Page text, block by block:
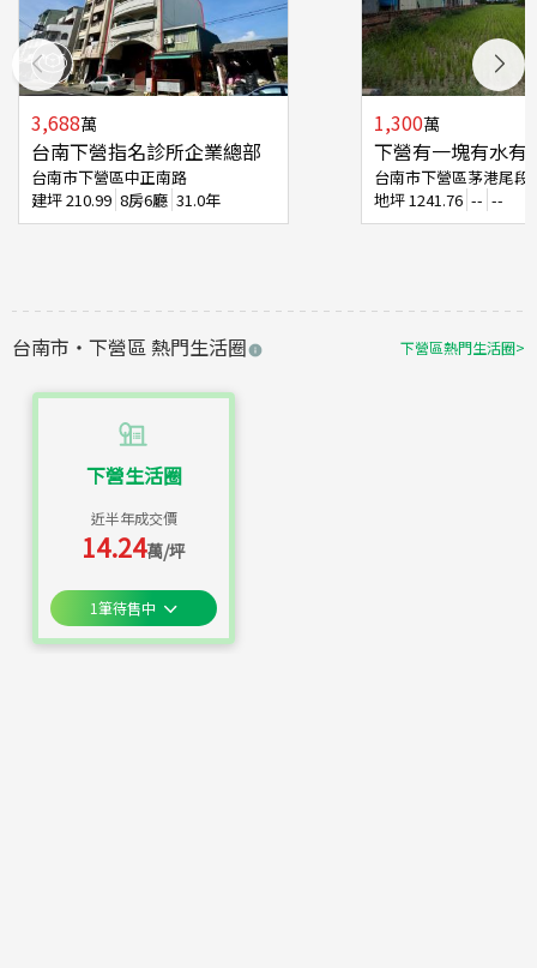
3,688萬
台南下營指名診所企業總部
台南市下營區中正南路
建坪210.99 8房6廳 31.0年
1,300萬
下營有一塊有水有
台南市下營區茅港尾段
地坪1241.76 -- --
台南市 ・ 下營區 熱門生活圈 下營區熱門生活圈>
下營生活圈
近半年成交價
14.24萬/坪
1筆待售中